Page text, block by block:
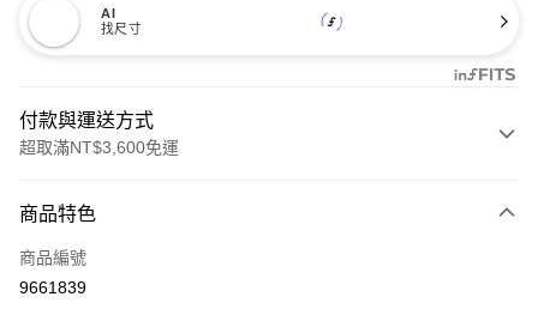
AI
找尺寸
付款與運送方式
超取滿NT$3,600免運
信用卡一次付款
信用卡分期付款
商品特色
商品編號
9661839